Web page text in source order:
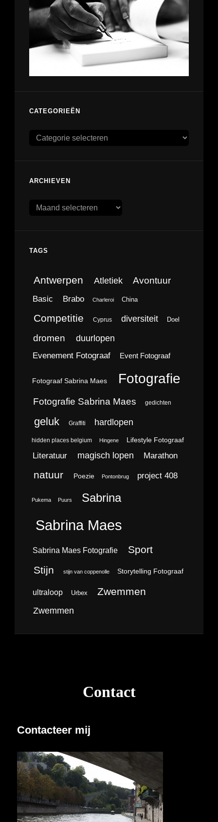
CATEGORIEËN
Categorieën
ARCHIEVEN
Archieven
TAGS
Antwerpen Atletiek Avontuur
Basic Brabo Charleroi China
Competitie Cyprus diversiteit Doel
dromen duurlopen
Evenement Fotograaf Event Fotograaf
Fotograaf Sabrina Maes Fotografie
Fotografie Sabrina Maes gedichten
geluk Graffiti hardlopen
hidden places belgium Hingene Lifestyle Fotograaf
Literatuur magisch lopen Marathon
natuur Poezie Pontonbrug project 408
Pukema Puurs Sabrina
Sabrina Maes
Sabrina Maes Fotografie Sport
Stijn stijn van coppenolle Storytelling Fotograaf
ultraloop Urbex Zwemmen
Zwemmen
Contact
Contacteer mij